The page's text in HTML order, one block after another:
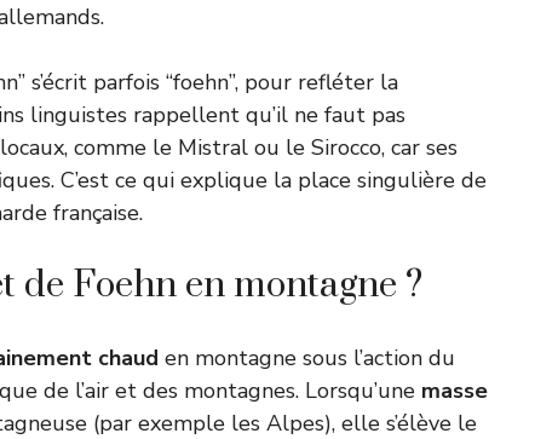
s’écrit parfois “foehn”, pour refléter la
linguistes rappellent qu’il ne faut pas
comme le Mistral ou le Sirocco, car ses
C’est ce qui explique la place singulière de
française.
de Foehn en montagne ?
chaud en montagne sous l’action du
de l’air et des montagnes. Lorsqu’une masse
(par exemple les Alpes), elle s’élève le